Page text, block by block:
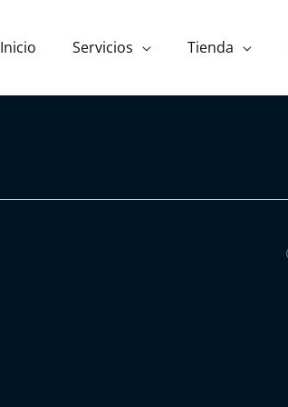
Inicio Servicios Tienda